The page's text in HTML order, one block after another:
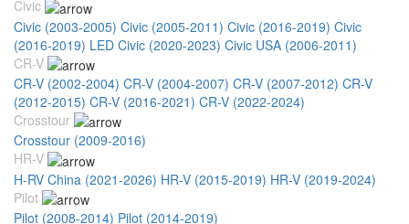
Civic
Civic (2003-2005) Civic (2005-2011) Civic (2016-2019) Civic
(2016-2019) LED Civic (2020-2023) Civic USA (2006-2011)
CR-V
CR-V (2002-2004) CR-V (2004-2007) CR-V (2007-2012) CR-V
(2012-2015) CR-V (2016-2021) CR-V (2022-2024)
Crosstour
Crosstour (2009-2016)
HR-V
H-RV China (2021-2026) HR-V (2015-2019) HR-V (2019-2024)
Pilot
Pilot (2008-2014) Pilot (2014-2019)